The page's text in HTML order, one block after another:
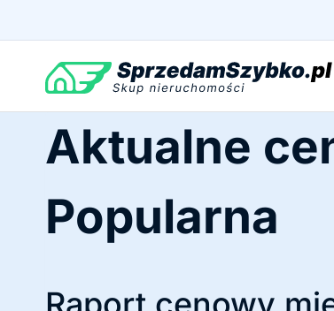
Aktualne
Popularna